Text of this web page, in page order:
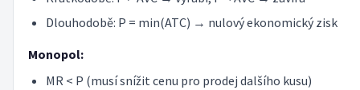
Dlouhodobě: P = min(ATC) → nulový ekonomický zisk
Monopol:
MR < P (musí snížit cenu pro prodej dalšího kusu)